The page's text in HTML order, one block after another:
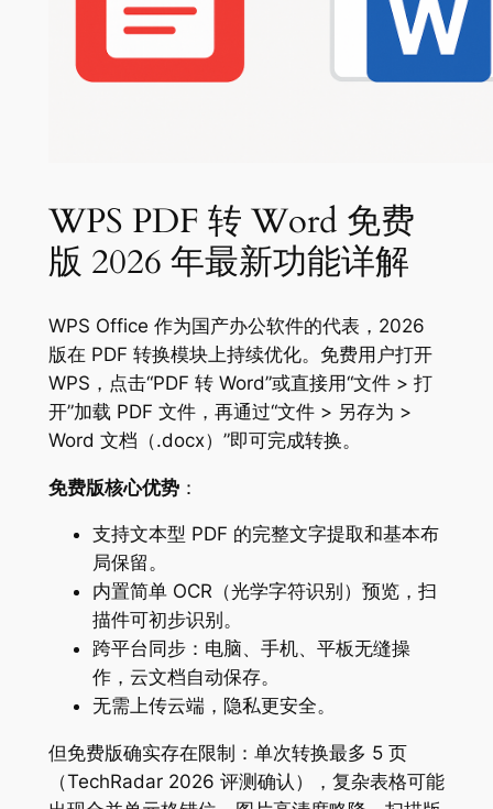
WPS PDF 转 Word 免费
版 2026 年最新功能详解
WPS Office 作为国产办公软件的代表，2026
版在 PDF 转换模块上持续优化。免费用户打开
WPS，点击“PDF 转 Word”或直接用“文件 > 打
开”加载 PDF 文件，再通过“文件 > 另存为 >
Word 文档（.docx）”即可完成转换。
免费版核心优势：
支持文本型 PDF 的完整文字提取和基本布
局保留。
内置简单 OCR（光学字符识别）预览，扫
描件可初步识别。
跨平台同步：电脑、手机、平板无缝操
作，云文档自动保存。
无需上传云端，隐私更安全。
但免费版确实存在限制：单次转换最多 5 页
（TechRadar 2026 评测确认），复杂表格可能